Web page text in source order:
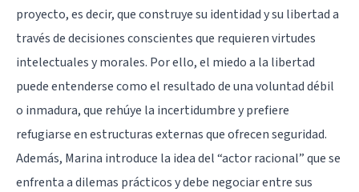
proyecto, es decir, que construye su identidad y su libertad a
través de decisiones conscientes que requieren virtudes
intelectuales y morales. Por ello, el miedo a la libertad
puede entenderse como el resultado de una voluntad débil
o inmadura, que rehúye la incertidumbre y prefiere
refugiarse en estructuras externas que ofrecen seguridad.
Además, Marina introduce la idea del “actor racional” que se
enfrenta a dilemas prácticos y debe negociar entre sus